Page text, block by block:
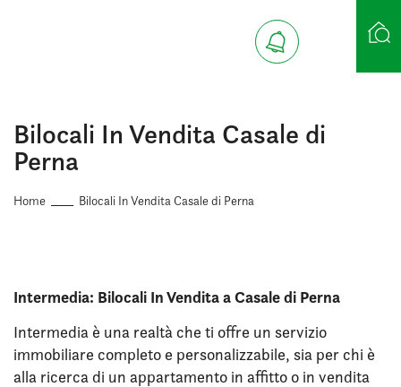
Bilocali In Vendita Casale di
Perna
Home Bilocali In Vendita Casale di Perna
Intermedia: Bilocali In Vendita a Casale di Perna
Intermedia è una realtà che ti offre un servizio
immobiliare completo e personalizzabile, sia per chi è
alla ricerca di un appartamento in affitto o in vendita